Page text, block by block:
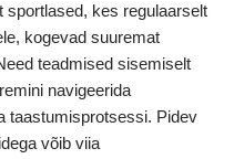
kes regulaarselt
kogevad suuremat
teadmised sisemiselt
navigeerida
taastumisprotsessi. Pidev
võib viia